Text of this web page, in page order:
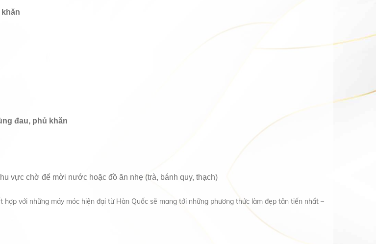
đau, phủ khăn
vực chờ để mời nước hoặc đồ ăn nhẹ (trà, bánh quy, thạch)
với những máy móc hiện đại từ Hàn Quốc sẽ mang tới những phương thức làm đẹp tân tiến nhất –